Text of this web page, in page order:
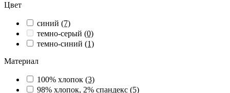
Цвет
синий (7)
темно-серый (0)
темно-синий (1)
Материал
100% хлопок (3)
98% хлопок, 2% спандекс (5)